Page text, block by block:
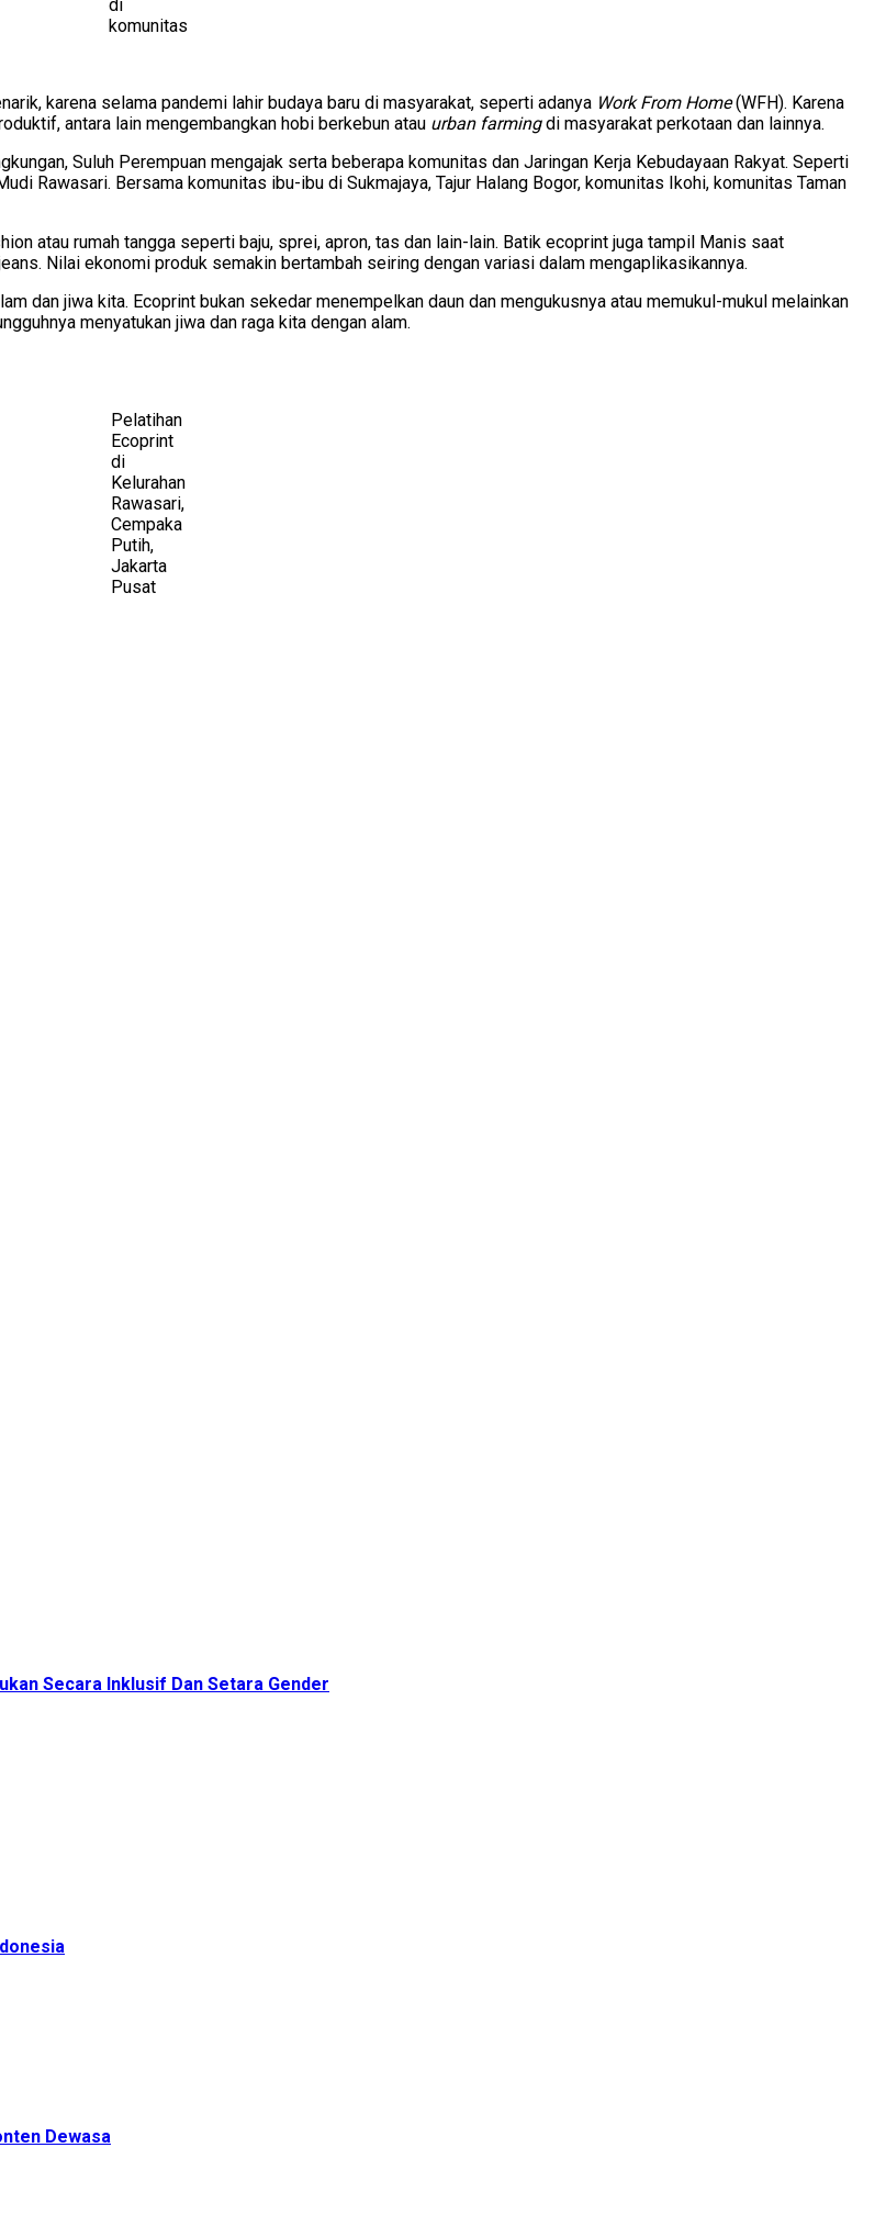
di
komunitas
karena selama pandemi lahir budaya baru di masyarakat, seperti adanya Work From Home(WFH). Karena
antara lain mengembangkan hobi berkebun atau urban farmingdi masyarakat perkotaan dan lainnya.
Suluh Perempuan mengajak serta beberapa komunitas dan Jaringan Kerja Kebudayaan Rakyat. Seperti
Rawasari. Bersama komunitas ibu-ibu di Sukmajaya, Tajur Halang Bogor, komunitas Ikohi, komunitas Taman
atau rumah tangga seperti baju, sprei, apron, tas dan lain-lain. Batik ecoprint juga tampil Manis saat
Nilai ekonomi produk semakin bertambah seiring dengan variasi dalam mengaplikasikannya.
dan jiwa kita. Ecoprint bukan sekedar menempelkan daun dan mengukusnya atau memukul-mukul melainkan
menyatukan jiwa dan raga kita dengan alam.
Pelatihan
Ecoprint
di
Kelurahan
Rawasari,
Cempaka
Putih,
Jakarta
Pusat
Secara Inklusif Dan Setara Gender
Dewasa